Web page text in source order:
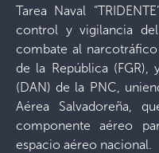
Tarea Naval
control y vigilancia
combate al
de la República
(DAN) de la PNC,
Aérea Salvadoreña,
componente aéreo
espacio aéreo nacional.